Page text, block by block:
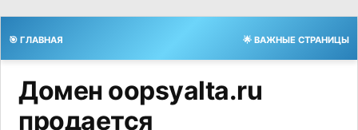
🎯 ГЛАВНАЯ 🌟 ВАЖНЫЕ СТРАНИЦЫ
Домен oopsyalta.ru
продается